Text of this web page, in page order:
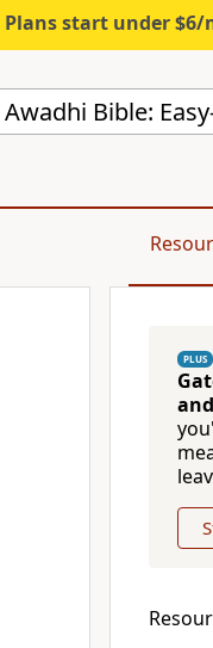
Plans start under
Awadhi Bible:
PLUS